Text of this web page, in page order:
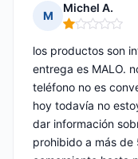
M
Michel A.
Nota: 1 de 5
los productos son
entrega es MALO.
teléfono no es
hoy todavía no
dar información
prohibido a más de